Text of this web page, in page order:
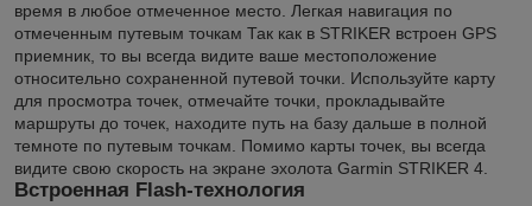
время в любое отмеченное место. Легкая навигация по
отмеченным путевым точкам Так как в STRIKER встроен GPS
приемник, то вы всегда видите ваше местоположение
относительно сохраненной путевой точки. Используйте карту
для просмотра точек, отмечайте точки, прокладывайте
маршруты до точек, находите путь на базу дальше в полной
темноте по путевым точкам. Помимо карты точек, вы всегда
видите свою скорость на экране эхолота Garmin STRIKER 4.
Встроенная Flash-технология